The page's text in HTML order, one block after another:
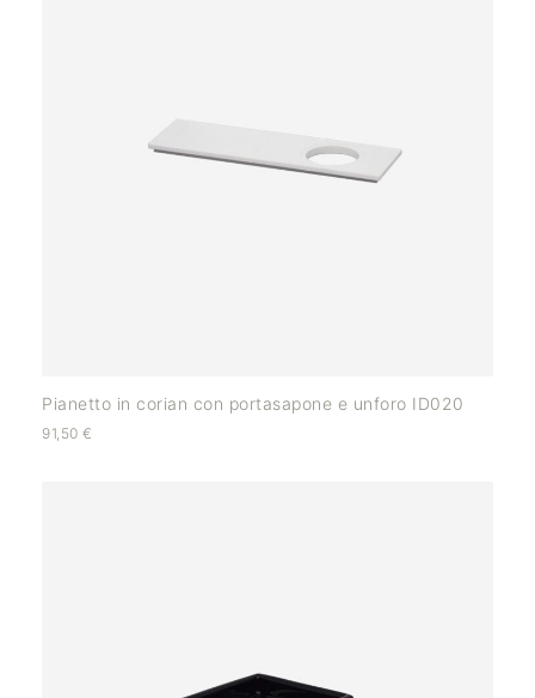
Pianetto in corian con portasapone e unforo ID020
91,50 €